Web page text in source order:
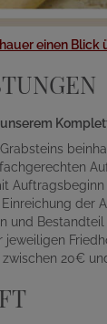
einen Blick
der
und
jeweiligen
20€